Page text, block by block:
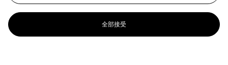
全部接受